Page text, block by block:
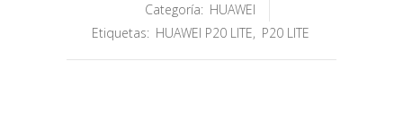
Categoría: HUAWEI
Etiquetas: HUAWEI P20 LITE, P20 LITE